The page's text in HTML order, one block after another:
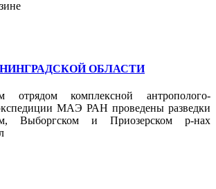
ОБЛАСТИ
отрядом комплексной антрополого-
МАЭ РАН проведены разведки
Выборгском и Приозерском р-нах